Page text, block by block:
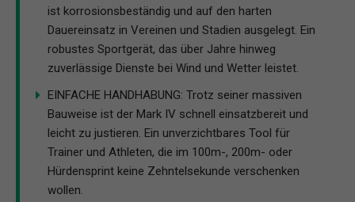
ist korrosionsbeständig und auf den harten
Dauereinsatz in Vereinen und Stadien ausgelegt. Ein
robustes Sportgerät, das über Jahre hinweg
zuverlässige Dienste bei Wind und Wetter leistet.
EINFACHE HANDHABUNG: Trotz seiner massiven
Bauweise ist der Mark IV schnell einsatzbereit und
leicht zu justieren. Ein unverzichtbares Tool für
Trainer und Athleten, die im 100m-, 200m- oder
Hürdensprint keine Zehntelsekunde verschenken
wollen.